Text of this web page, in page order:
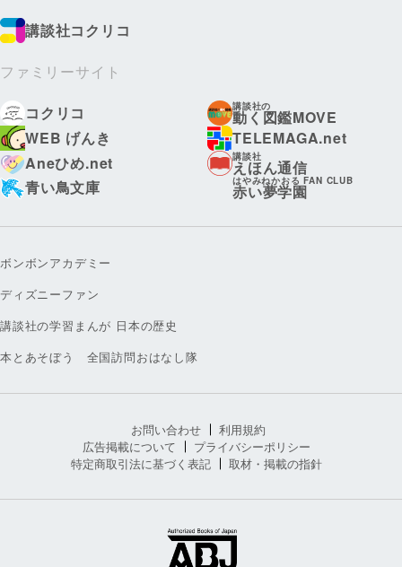
講談社コクリコ
ファミリーサイト
コクリコ
講談社の
動く図鑑MOVE
WEB げんき
TELEMAGA.net
Aneひめ.net
講談社
えほん通信
青い鳥文庫
はやみねかおる FAN CLUB
赤い夢学園
ボンボンアカデミー
ディズニーファン
講談社の学習まんが 日本の歴史
本とあそぼう 全国訪問おはなし隊
お問い合わせ
利用規約
広告掲載について
プライバシーポリシー
特定商取引法に基づく表記
取材・掲載の指針